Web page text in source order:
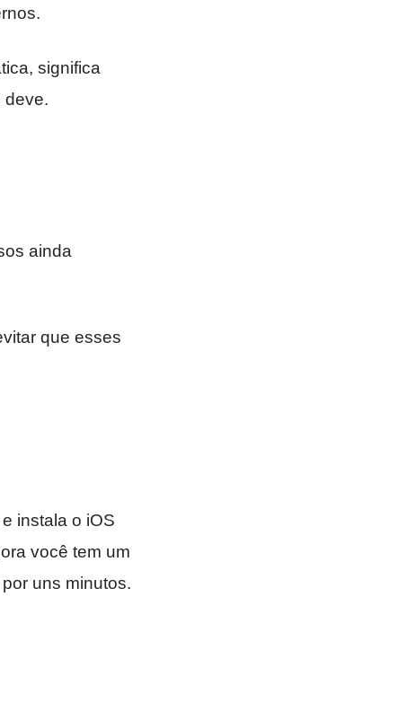
significa
deve.
ainda
que esses
e instala o iOS
você tem um
uns minutos.